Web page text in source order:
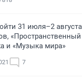
31 июля–2
«Пространственный
и «Музыка мира»
7